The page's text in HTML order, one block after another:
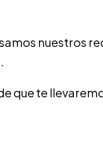
nuestros
que te